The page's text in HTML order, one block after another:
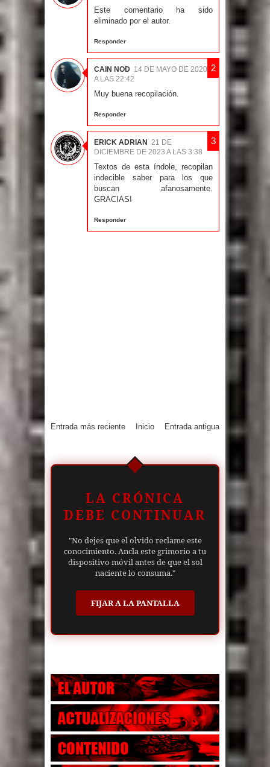
Este comentario ha sido
eliminado por el autor.
Responder
CAIN NOD 14 DE MAYO DE 2020
A LAS 22:42
Muy buena recopilación.
Responder
ERICK ADRIAN 21 DE
DICIEMBRE DE 2023 A LAS 3:38
Textos de esta índole, recopilan
indecible saber para los que
buscan afanosamente.
GRACIAS!
Responder
Entrada más reciente Entrada antigua
Inicio
LA CRÓNICA
DEBE CONTINUAR
"No dejes que el olvido reclame este
conocimiento. Ancla este grimorio a tu
dispositivo móvil antes de que el sol
naciente lo consuma."
FIJAR A LA PANTALLA